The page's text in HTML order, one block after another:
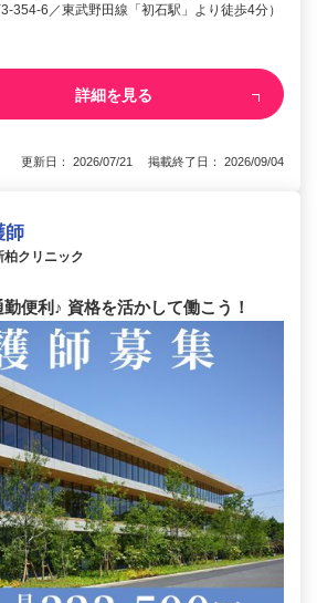
354-6／東武野田線「初石駅」より徒歩4分）
詳細を見る
更新日： 2026/07/21 掲載終了日： 2026/09/04
師
クリニック
便利♪ 資格を活かして働こう！